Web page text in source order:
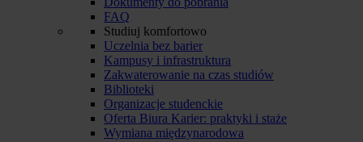
FAQ
Studiuj komfortowo
Uczelnia bez barier
Kampusy i infrastruktura
Zakwaterowanie na czas studiów
Biblioteki
Organizacje studenckie
Oferta Biura Karier: praktyki i staże
Wymiana międzynarodowa